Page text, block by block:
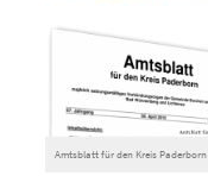
Amtsblatt für den Kreis Paderborn